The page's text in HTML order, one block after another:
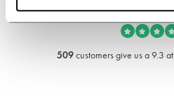
509customers give us a 9.3 at